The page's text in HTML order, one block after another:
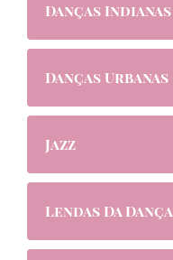
Danças Indianas
Danças Urbanas
Jazz
Lendas Da Dança